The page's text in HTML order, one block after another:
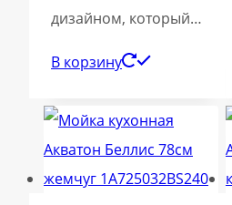
дизайном, который…
В корзину